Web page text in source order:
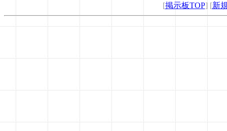
[掲示板TOP] [新